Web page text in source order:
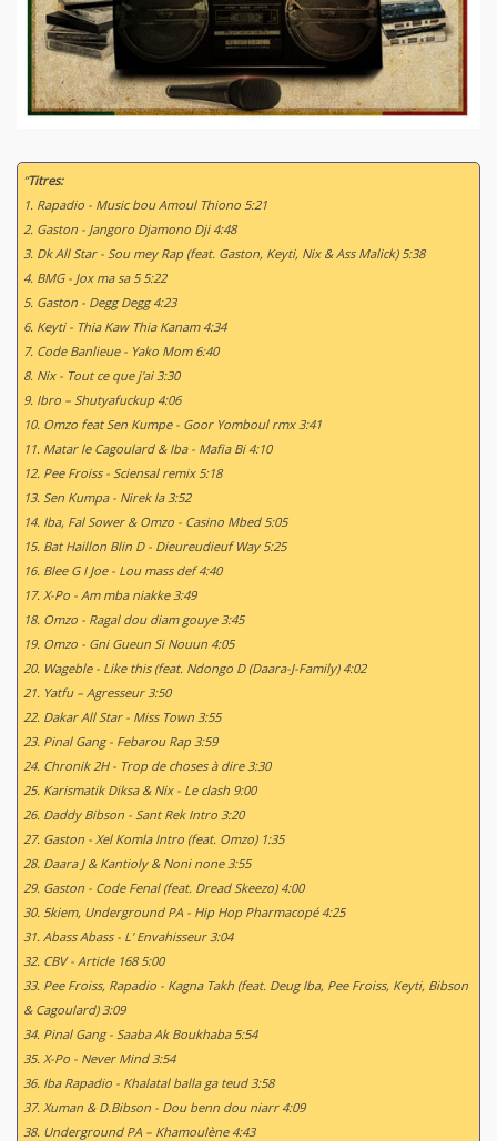
“Titres:
1. Rapadio - Music bou Amoul Thiono 5:21
2. Gaston - Jangoro Djamono Dji 4:48
3. Dk All Star - Sou mey Rap (feat. Gaston, Keyti, Nix & Ass Malick) 5:38
4. BMG - Jox ma sa 5 5:22
5. Gaston - Degg Degg 4:23
6. Keyti - Thia Kaw Thia Kanam 4:34
7. Code Banlieue - Yako Mom 6:40
8. Nix - Tout ce que j'ai 3:30
9. Ibro – Shutyafuckup 4:06
10. Omzo feat Sen Kumpe - Goor Yomboul rmx 3:41
11. Matar le Cagoulard & Iba - Mafia Bi 4:10
12. Pee Froiss - Sciensal remix 5:18
13. Sen Kumpa - Nirek la 3:52
14. Iba, Fal Sower & Omzo - Casino Mbed 5:05
15. Bat Haillon Blin D - Dieureudieuf Way 5:25
16. Blee G I Joe - Lou mass def 4:40
17. X-Po - Am mba niakke 3:49
18. Omzo - Ragal dou diam gouye 3:45
19. Omzo - Gni Gueun Si Nouun 4:05
20. Wageble - Like this (feat. Ndongo D (Daara-J-Family) 4:02
21. Yatfu – Agresseur 3:50
22. Dakar All Star - Miss Town 3:55
23. Pinal Gang - Febarou Rap 3:59
24. Chronik 2H - Trop de choses à dire 3:30
25. Karismatik Diksa & Nix - Le clash 9:00
26. Daddy Bibson - Sant Rek Intro 3:20
27. Gaston - Xel Komla Intro (feat. Omzo) 1:35
28. Daara J & Kantioly & Noni none 3:55
29. Gaston - Code Fenal (feat. Dread Skeezo) 4:00
30. 5kiem, Underground PA - Hip Hop Pharmacopé 4:25
31. Abass Abass - L' Envahisseur 3:04
32. CBV - Article 168 5:00
33. Pee Froiss, Rapadio - Kagna Takh (feat. Deug Iba, Pee Froiss, Keyti, Bibson
& Cagoulard) 3:09
34. Pinal Gang - Saaba Ak Boukhaba 5:54
35. X-Po - Never Mind 3:54
36. Iba Rapadio - Khalatal balla ga teud 3:58
37. Xuman & D.Bibson - Dou benn dou niarr 4:09
38. Underground PA – Khamoulène 4:43